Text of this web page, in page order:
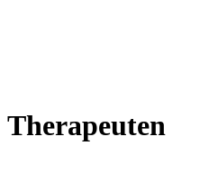
Therapeuten